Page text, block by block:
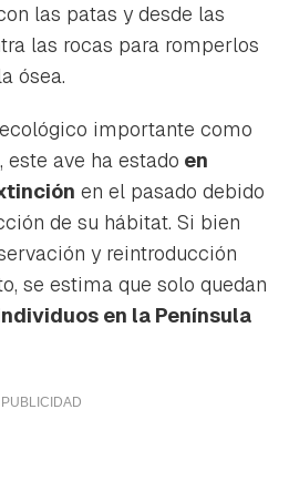
las patas y desde las
las rocas para romperlos
ósea.
importante como
este ave ha estado en
en el pasado debido
de su hábitat. Si bien
y reintroducción
se estima que solo quedan
en la Península